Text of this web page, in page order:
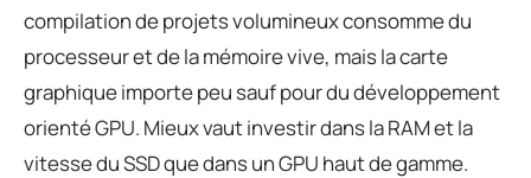
compilation de projets volumineux consomme du
processeur et de la mémoire vive, mais la carte
graphique importe peu sauf pour du développement
orienté GPU. Mieux vaut investir dans la RAM et la
vitesse du SSD que dans un GPU haut de gamme.